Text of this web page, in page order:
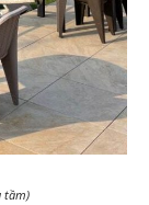
tầm)